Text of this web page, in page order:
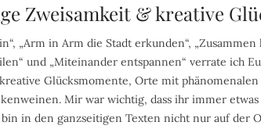
Zweisamkeit & kreative
„Arm in Arm die Stadt erkunden“, „Zusammen
und „Miteinander entspannen“ verrate ich
Glücksmomente, Orte mit
Mir war wichtig, dass ihr immer
in den ganzseitigen Texten nicht nur auf der